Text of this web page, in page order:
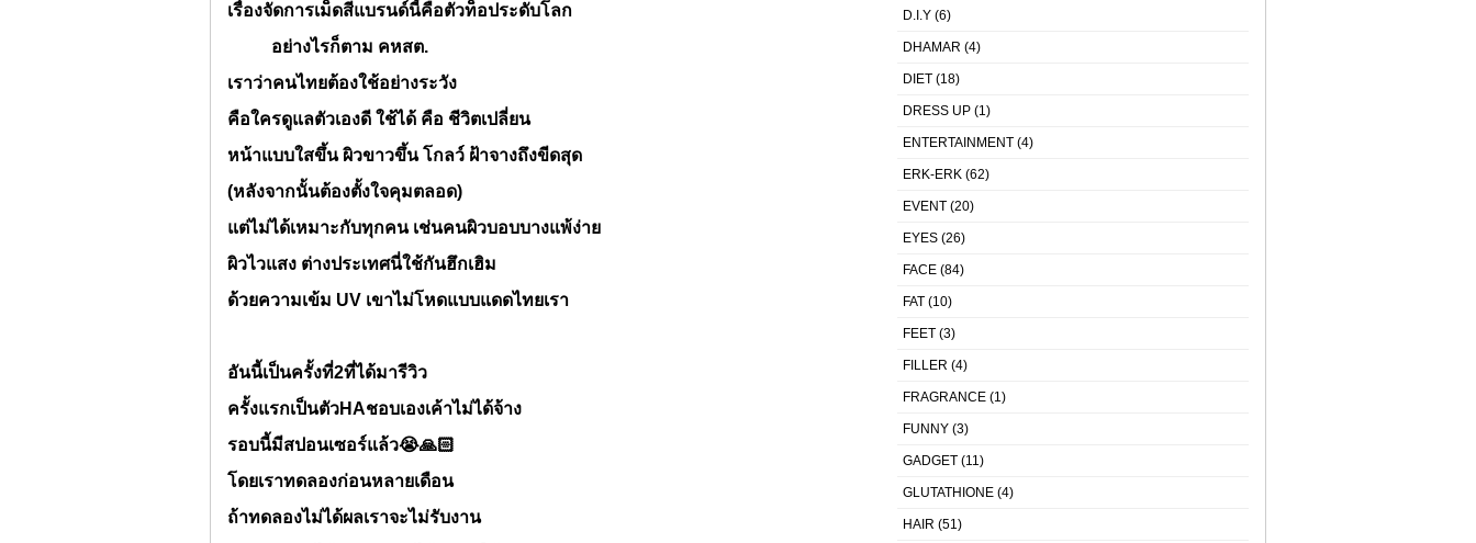
เรื่องจัดการเม็ดสีแบรนด์นี้คือตัวท็อประดับโลก
อย่างไรก็ตาม คหสต.
เราว่าคนไทยต้องใช้อย่างระวัง
คือใครดูแลตัวเองดี ใช้ได้ คือ ชีวิตเปลี่ยน
หน้าแบบใสขึ้น ผิวขาวขึ้น โกลว์ ฝ้าจางถึงขีดสุด
(หลังจากนั้นต้องตั้งใจคุมตลอด)
แต่ไม่ได้เหมาะกับทุกคน เช่นคนผิวบอบบางแพ้ง่าย
ผิวไวแสง ต่างประเทศนี่ใช้กันฮึกเฮิม
ด้วยความเข้ม UV เขาไม่โหดแบบแดดไทยเรา
อันนี้เป็นครั้งที่2ที่ได้มารีวิว
ครั้งแรกเป็นตัวHAชอบเองเค้าไม่ได้จ้าง
รอบนี้มีสปอนเซอร์แล้ว😭🙏🏻
โดยเราทดลองก่อนหลายเดือน
ถ้าทดลองไม่ได้ผลเราจะไม่รับงาน
D.I.Y (6)
DHAMAR (4)
DIET (18)
DRESS UP (1)
ENTERTAINMENT (4)
ERK-ERK (62)
EVENT (20)
EYES (26)
FACE (84)
FAT (10)
FEET (3)
FILLER (4)
FRAGRANCE (1)
FUNNY (3)
GADGET (11)
GLUTATHIONE (4)
HAIR (51)